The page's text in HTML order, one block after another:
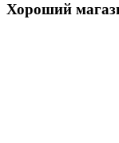
Хороший